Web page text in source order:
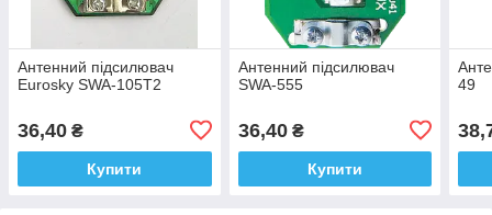
Антенний підсилювач
Eurosky SWA-105T2
36,40 ₴
Купити
Антенний підсилювач
SWA-555
36,40₴
Купити
49